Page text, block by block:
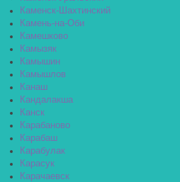
Каменск-Шахтинский
Камень-на-Оби
Камешково
Камызяк
Камышин
Камышлов
Канаш
Кандалакша
Канск
Карабаново
Карабаш
Карабулак
Карасук
Карачаевск